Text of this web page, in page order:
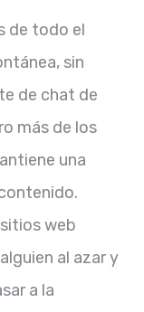
de todo el
sin
de chat de
más de los
una
web
al azar y
a la